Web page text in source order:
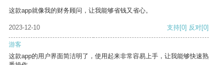
这款app就像我的财务顾问，让我能够省钱又省心。
2023-12-10 支持[0] 反对[0]
游客
这款app的用户界面简洁明了，使用起来非常容易上手，让我能够快速熟